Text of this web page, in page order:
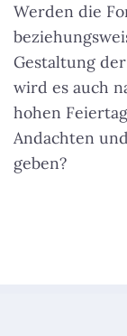
Werden die
Gestaltung
wird es auch
hohen
Andachten
geben?